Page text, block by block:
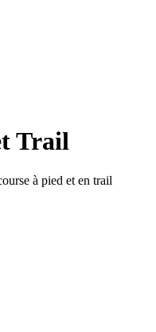
Trail
à pied et en trail